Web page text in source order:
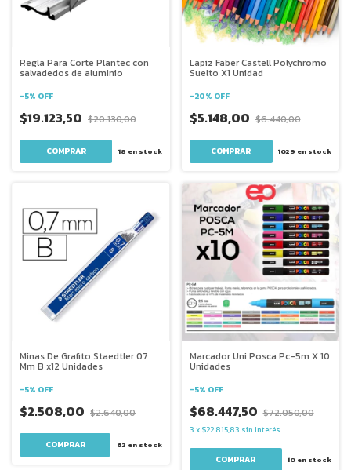
Regla Para Corte Plantec con
salvadedos de aluminio
-5% OFF
$19.123,50 $20.130,00
COMPRAR 18 en stock
Lapiz Faber Castell Polychromo
Suelto X1 Unidad
-20% OFF
$5.148,00 $6.440,00
COMPRAR 1029 en stock
Minas De Grafito Staedtler 07
Mm B x12 Unidades
-5% OFF
$2.508,00 $2.640,00
62 en stock
Marcador Uni Posca Pc-5m X 10
Unidades
-5% OFF
$68.447,50 $72.050,00
3 x $22.815,83 sin interés
10 en stock